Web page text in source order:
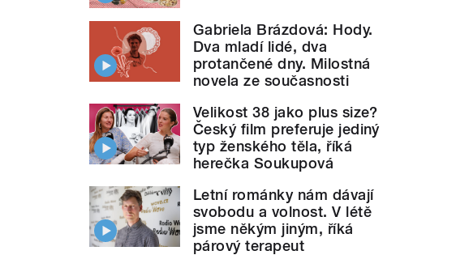
Gabriela Brázdová: Hody.
Dva mladí lidé, dva
protančené dny. Milostná
novela ze současnosti
Velikost 38 jako plus size?
Český film preferuje jediný
typ ženského těla, říká
herečka Soukupová
Letní románky nám dávají
svobodu a volnost. V létě
jsme někým jiným, říká
párový terapeut